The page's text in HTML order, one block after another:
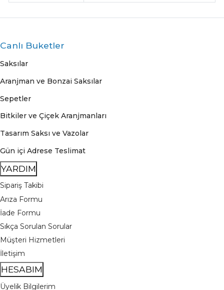
Canlı Buketler
Saksılar
Aranjman ve Bonzai Saksılar
Sepetler
Bitkiler ve Çiçek Aranjmanları
Tasarım Saksı ve Vazolar
Gün içi Adrese Teslimat
YARDIM
Sipariş Takibi
Arıza Formu
İade Formu
Sıkça Sorulan Sorular
Müşteri Hizmetleri
İletişim
HESABIM
Üyelik Bilgilerim